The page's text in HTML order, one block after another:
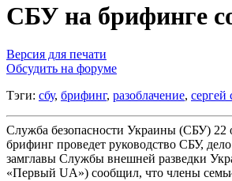
СБУ на брифинге
Версия для печати
Обсудить на форуме
Тэги: сбу, брифинг, разоблачение, сергей
Служба безопасности Украины (СБУ) 22
брифинг проведет руководство СБУ,
замглавы Службы внешней разведки
«Первый UA») сообщил, что члены